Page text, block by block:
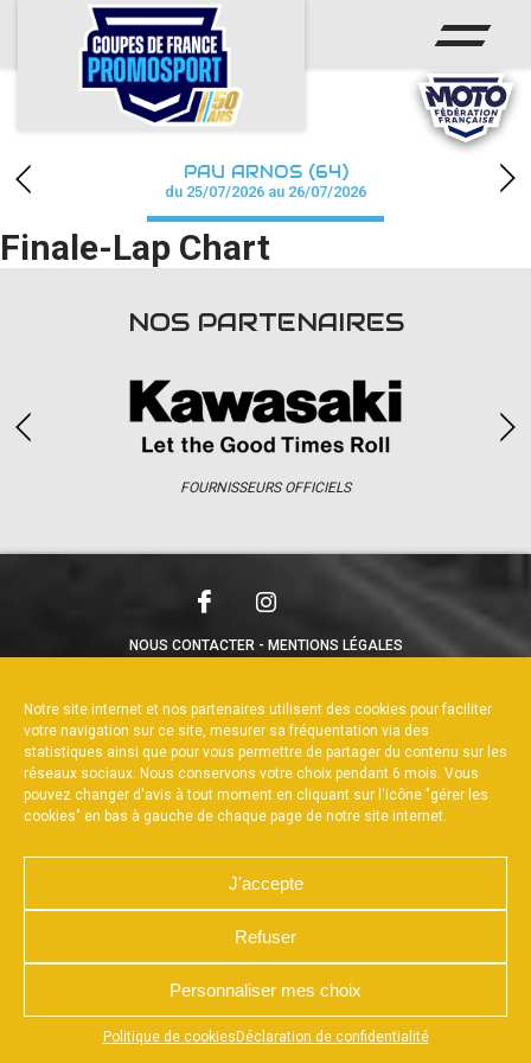
Notre site internet et nos partenaires utilisent des cookies pour faciliter
votre navigation sur ce site, mesurer sa fréquentation via des
statistiques ainsi que pour vous permettre de partager du contenu sur les
réseaux sociaux. Nous conservons votre choix pendant 6 mois. Vous
pouvez changer d'avis à tout moment en cliquant sur l'icône "gérer les
cookies" en bas à gauche de chaque page de notre site internet.
J'accepte
Refuser
Personnaliser mes choix
Politique de cookies Déclaration de confidentialité
Appuyez sur le bouton partager en bas de votre
ACCUEIL
ACTUS
CALENDRIER
CHAMPIONNAT
RÉSULTATS
accéder à la billetterie
PAU ARNOS (64)
du 25/07/2026 au 26/07/2026
Finale-Lap Chart
NOS PARTENAIRES
FOURNISSEURS OFFICIELS
NOUS CONTACTER
MENTIONS LÉGALES
RÉALISÉ PAR L’AGENCE WEB A3WEB